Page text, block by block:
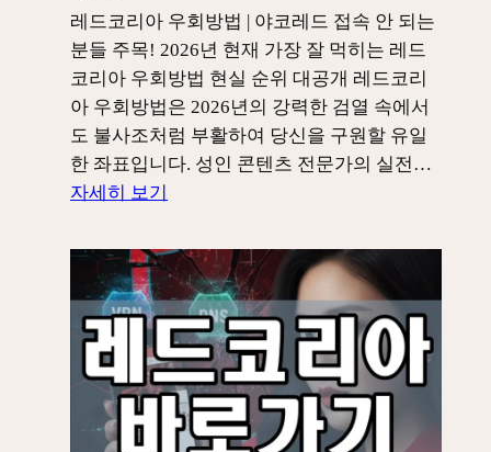
르
는
실
전
탈
환
사
좌
표!
레
드
코
통?
붉
은
불
꽃
꺼
지
레드코리아 우회방법 | 야코레드 접속 안 되는
분들 주목! 2026년 현재 가장 잘 먹히는 레드
코리아 우회방법 현실 순위 대공개 레드코리
아 우회방법은 2026년의 강력한 검열 속에서
도 불사조처럼 부활하여 당신을 구원할 유일
한 좌표입니다. 성인 콘텐츠 전문가의 실전…
자세히 보기
드
코
리
아
우
회
방